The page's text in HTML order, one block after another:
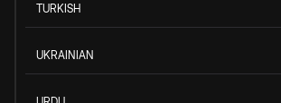
TURKISH
UKRAINIAN